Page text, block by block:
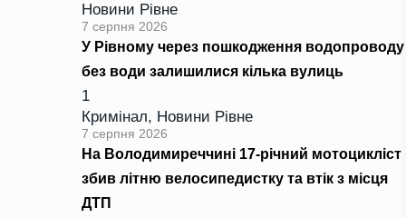
Новини Рівне
7 серпня 2026
У Рівному через пошкодження водопроводу
без води залишилися кілька вулиць
1
Кримінал, Новини Рівне
7 серпня 2026
На Володимиреччині 17-річний мотоцикліст
збив літню велосипедистку та втік з місця
ДТП